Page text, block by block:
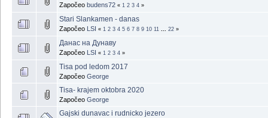
Započeo budens72 « 1 2 3 4 »
Stari Slankamen - danas
Započeo LSI « 1 2 3 4 5 6 7 8 9 10 11 22 »
Данас на Дунаву
Započeo LSI « 1 2 3 4 »
Tisa pod ledom 2017
Započeo George
Tisa- krajem oktobra 2020
Započeo George
Gajski dunavac i rudnicko jezero